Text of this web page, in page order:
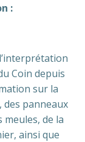
:
Coin depuis
sur la
panneaux
de la
ainsi que